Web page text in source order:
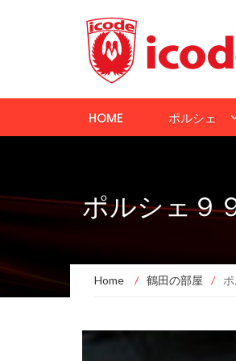
HOME ポルシェ
ポルシェ９
Home / 鶴田の部屋 /